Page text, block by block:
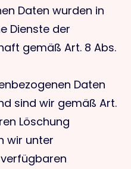
Daten wurden in
Dienste der
gemäß Art. 8 Abs.
Daten
sind wir gemäß Art.
Löschung
wir unter